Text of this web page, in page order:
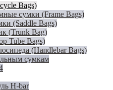
Bags)
сумки (Frame Bags)
(Saddle Bags)
(Trunk Bag)
Tube Bags)
(Handlebar Bags)
сумкам
H-bar